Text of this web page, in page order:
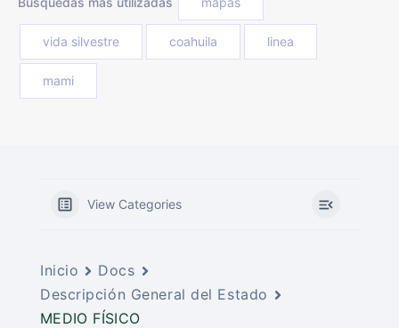
vida silvestre coahuila linea
mami
View Categories
Inicio
Docs
Descripción General del Estado
MEDIO FÍSICO